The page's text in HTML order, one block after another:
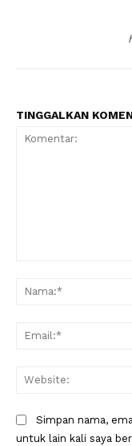
TINGGALKAN
Simpan nama,
untuk lain kali saya